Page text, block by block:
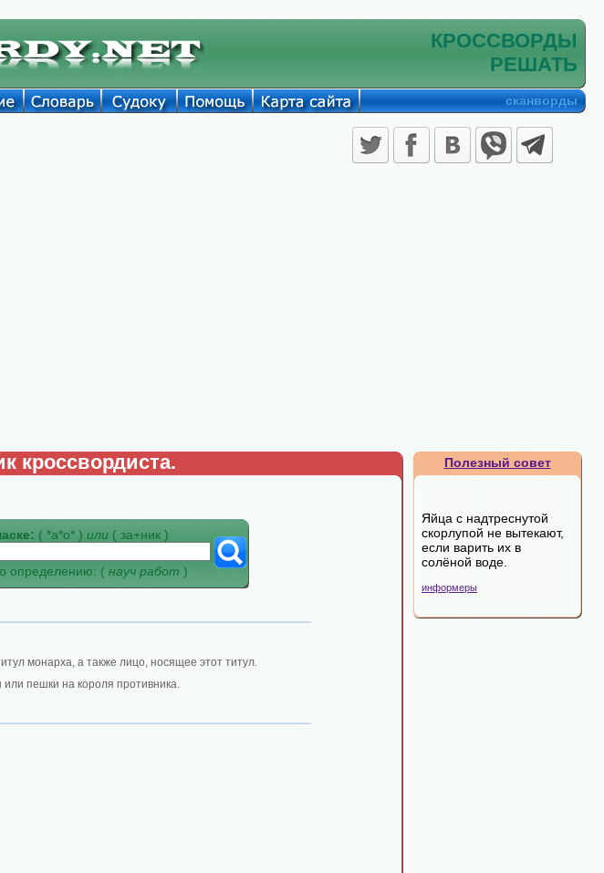
КРОССВОРДЫ
РЕШАТЬ
сканворды
кроссвордиста.
( *а*о* ) или ( за+ник )
определению: ( науч работ )
монарха, а также лицо, носящее этот титул.
пешки на короля противника.
Полезный совет
Яйца с надтреснутой
скорлупой не вытекают,
если варить их в
солёной воде.
информеры